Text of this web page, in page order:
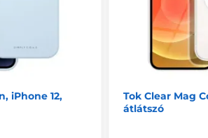
iPhone 12,
Tok Clear Mag
átlátszó